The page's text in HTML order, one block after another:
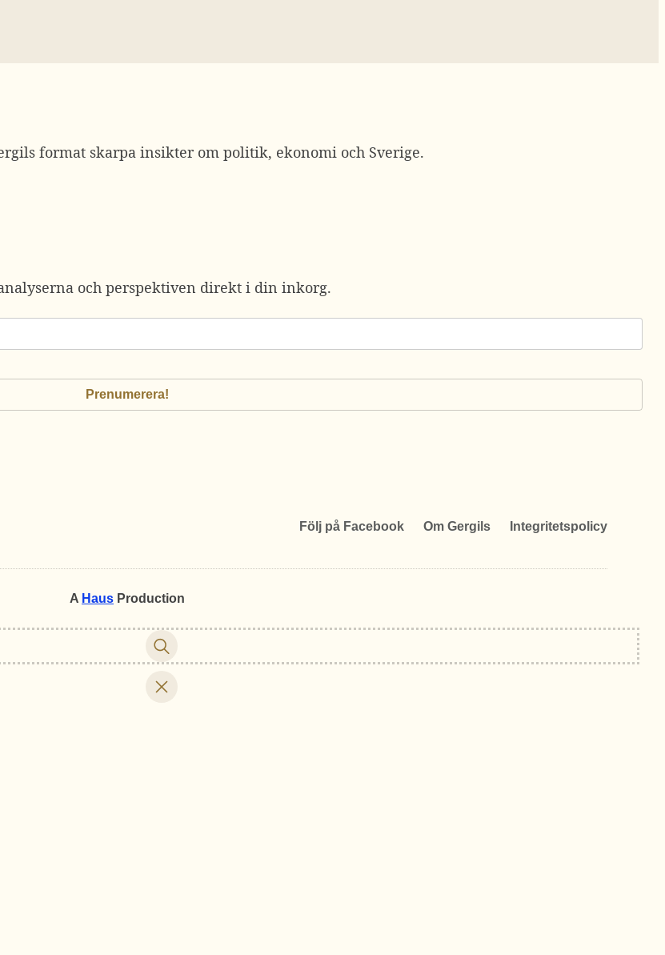
format skarpa insikter om politik, ekonomi och Sverige.
och perspektiven direkt i din inkorg.
Följ på Facebook Om Gergils Integritetspolicy
A Haus Production